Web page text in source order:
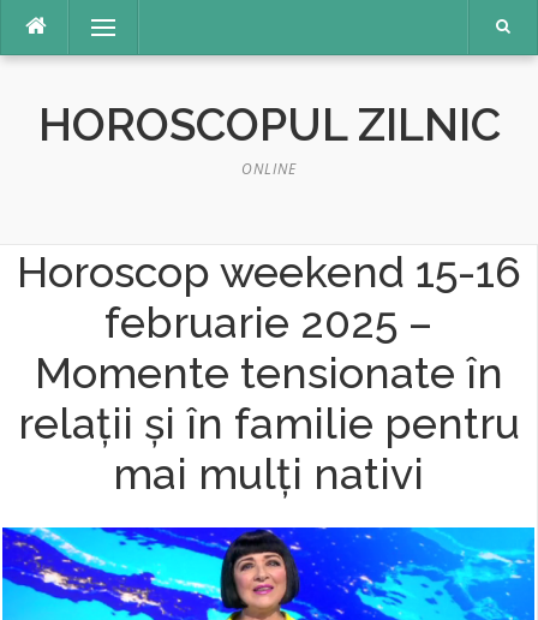
conținut
Meniu
HOROSCOPUL ZILNIC
ONLINE
Horoscop weekend 15-16
februarie 2025 –
Momente tensionate în
relații și în familie pentru
mai mulți nativi